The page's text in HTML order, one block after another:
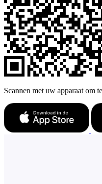
Scannen met uw apparaat om